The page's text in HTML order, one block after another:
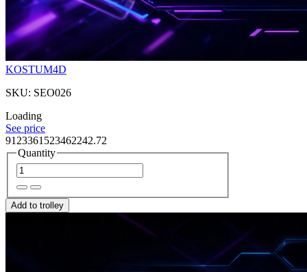
KOSTUM4D
SKU: SEO026
Loading
See price
9123361523462242.72
Quantity
Add to trolley